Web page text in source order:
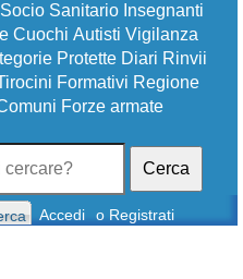
Sanitario Insegnanti
Cuochi Autisti Vigilanza
Protette Diari Rinvii
Formativi Regione
Forze armate
Cerca
Accedi o Registrati